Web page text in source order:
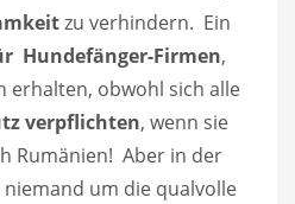
zu verhindern. Ein
Hundefänger-Firmen,
erhalten, obwohl sich alle
verpflichten, wenn sie
Rumänien! Aber in der
um die qualvolle